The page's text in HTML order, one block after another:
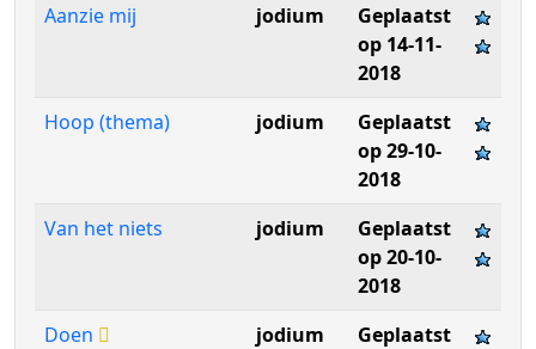
Aanzie mij
jodium
Geplaatst
op 14-11-
2018
Hoop (thema)
jodium
Geplaatst
op 29-10-
2018
Van het niets
jodium
Geplaatst
op 20-10-
2018
Doen
jodium
Geplaatst